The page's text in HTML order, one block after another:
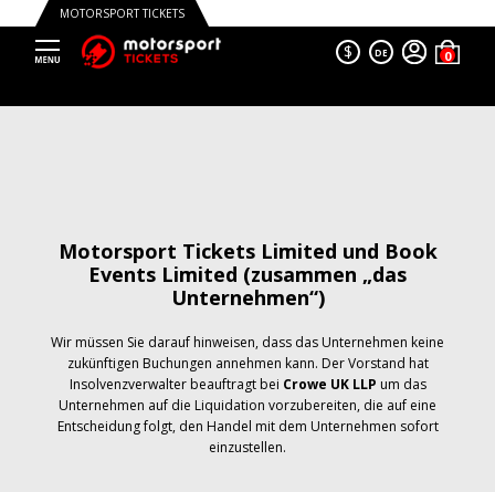
MOTORSPORT TICKETS
$ DE
Motorsport Tickets Limited und Book
Events Limited (zusammen „das
Unternehmen“)
Wir müssen Sie darauf hinweisen, dass das Unternehmen keine
zukünftigen Buchungen annehmen kann. Der Vorstand hat
Insolvenzverwalter beauftragt bei Crowe UK LLP um das
Unternehmen auf die Liquidation vorzubereiten, die auf eine
Entscheidung folgt, den Handel mit dem Unternehmen sofort
einzustellen.